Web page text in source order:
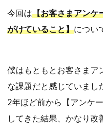
今回は【お客さまアンケ
がけていること】につい
僕はもともとお客さまア
な課題だと感じていまし
2年ほど前から【アンケ
してきた結果、かなり改